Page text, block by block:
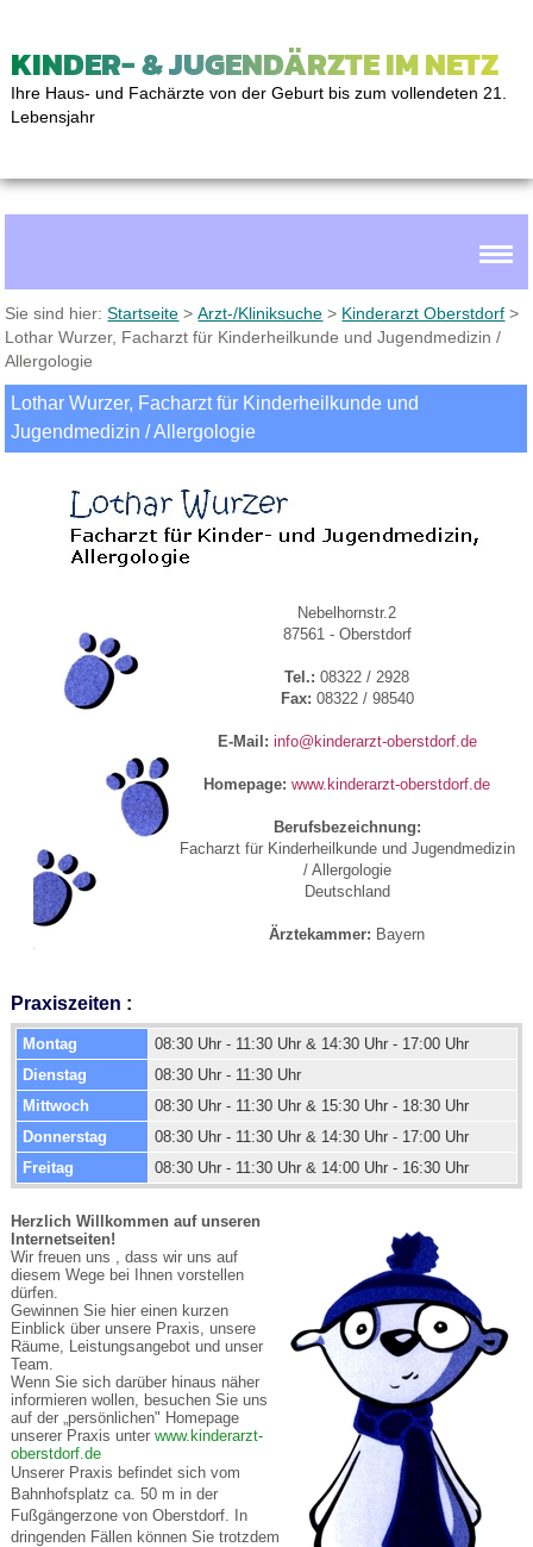
KINDER- & JUGENDÄRZTE IM NETZ
Ihre Haus- und Fachärzte von der Geburt bis zum vollendeten 21.
Lebensjahr
Sie sind hier:Startseite >Arzt-/Kliniksuche > Kinderarzt Oberstdorf >
Lothar Wurzer, Facharzt für Kinderheilkunde und Jugendmedizin /
Allergologie
Lothar Wurzer, Facharzt für Kinderheilkunde und
Jugendmedizin / Allergologie
Nebelhornstr.2
87561 - Oberstdorf
Tel.: 08322 / 2928
Fax: 08322 / 98540
E-Mail: info@kinderarzt-oberstdorf.de
Homepage: www.kinderarzt-oberstdorf.de
Berufsbezeichnung:
Facharzt für Kinderheilkunde und Jugendmedizin
/ Allergologie
Deutschland
Ärztekammer: Bayern
Praxiszeiten :
Montag
08:30 Uhr - 11:30 Uhr & 14:30 Uhr - 17:00 Uhr
Dienstag
08:30 Uhr - 11:30 Uhr
Mittwoch
08:30 Uhr - 11:30 Uhr & 15:30 Uhr - 18:30 Uhr
Donnerstag
08:30 Uhr - 11:30 Uhr & 14:30 Uhr - 17:00 Uhr
Freitag
08:30 Uhr - 11:30 Uhr & 14:00 Uhr - 16:30 Uhr
Herzlich Willkommen auf unseren
Internetseiten!
Wir freuen uns , dass wir uns auf
diesem Wege bei Ihnen vorstellen
dürfen.
Gewinnen Sie hier einen kurzen
Einblick über unsere Praxis, unsere
Räume, Leistungsangebot und unser
Team.
Wenn Sie sich darüber hinaus näher
informieren wollen, besuchen Sie uns
auf der „persönlichen" Homepage
unserer Praxis unter www.kinderarzt-
oberstdorf.de
Unserer Praxis befindet sich vom
Bahnhofsplatz ca. 50 m in der
Fußgängerzone von Oberstdorf. In
dringenden Fällen können Sie trotzdem